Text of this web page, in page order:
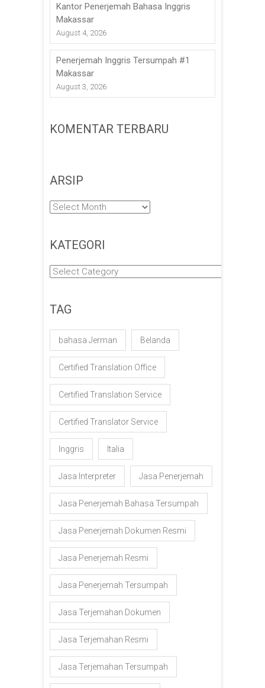
Kantor Penerjemah Bahasa Inggris
Makassar
August 4, 2026
Penerjemah Inggris Tersumpah #1
Makassar
August 3, 2026
KOMENTAR TERBARU
ARSIP
Arsip
KATEGORI
Kategori
TAG
bahasa Jerman Belanda
Certified Translation Office
Certified Translation Service
Certified Translator Service
Inggris Italia
Jasa Interpreter Jasa Penerjemah
Jasa Penerjemah Bahasa Tersumpah
Jasa Penerjemah Dokumen Resmi
Jasa Penerjemah Resmi
Jasa Penerjemah Tersumpah
Jasa Terjemahan Dokumen
Jasa Terjemahan Resmi
Jasa Terjemahan Tersumpah